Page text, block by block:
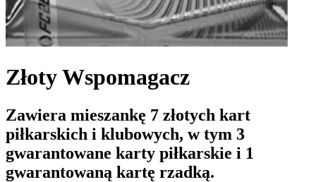
Złoty Wspomagacz
Zawiera mieszankę 7 złotych kart
piłkarskich i klubowych, w tym 3
gwarantowane karty piłkarskie i 1
gwarantowaną kartę rzadką.